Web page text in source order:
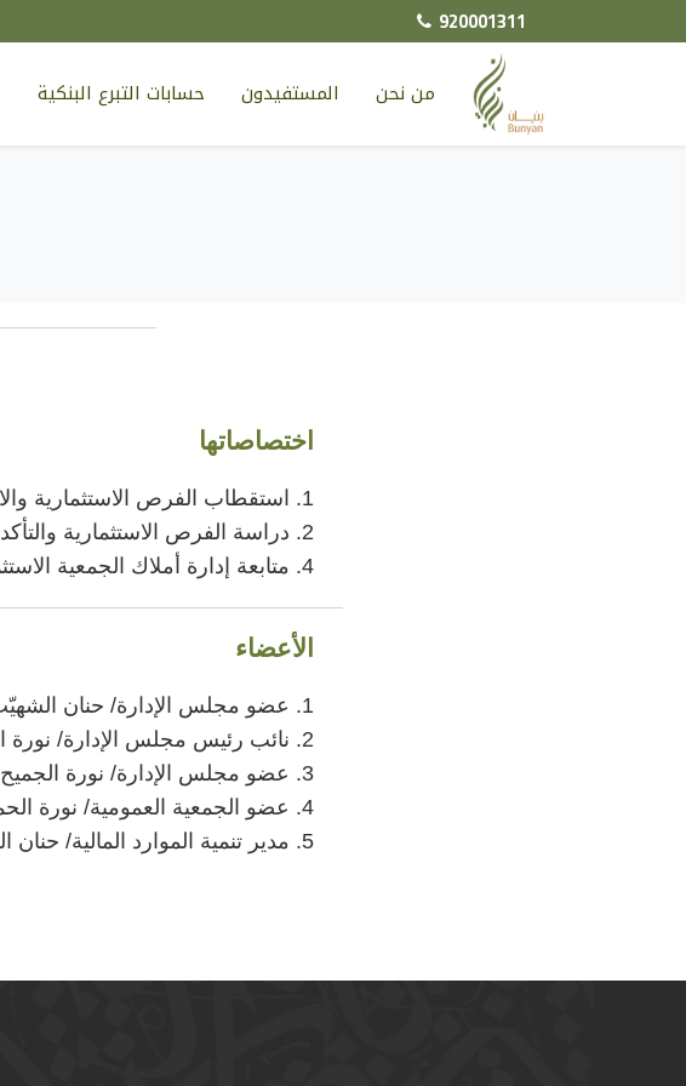
920001311
من نحن المستفيدون حسابات التبرع البنكية
اختصاصاتها
1. استقطاب الفرص الاستثمارية والاستعانة بخبراء في مجال الاستثمار والاستئناس برأيهم.
2. دراسة الفرص الاستثمارية والتأكد من نجاحها واعتمادها.
4. متابعة إدارة أملاك الجمعية الاستثمارية.
الأعضاء
1. عضو مجلس الإدارة/ حنان الشهيّب
2. نائب رئيس مجلس الإدارة/ نورة الجماز
3. عضو مجلس الإدارة/ نورة الجميح
4. عضو الجمعية العمومية/ نورة الحميد
5. مدير تنمية الموارد المالية/ حنان المديهش